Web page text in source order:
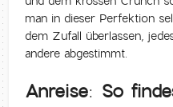
man in dieser Perfektion
dem Zufall überlassen,
andere abgestimmt.
Anreise: So